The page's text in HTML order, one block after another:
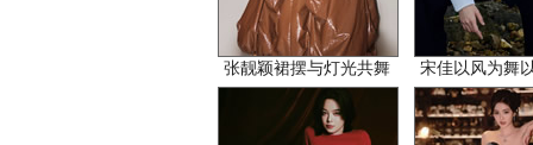
张靓颖裙摆与灯光共舞 宋佳以风为舞